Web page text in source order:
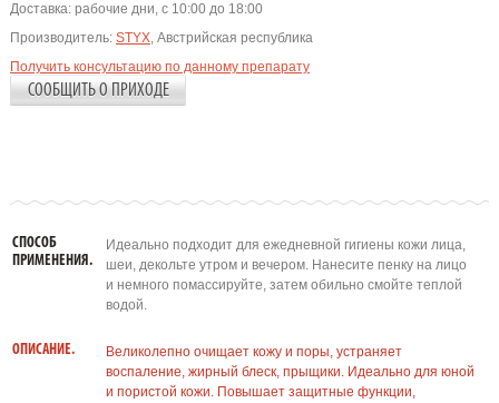
Доставка: рабочие дни, с 10:00 до 18:00
Производитель: STYX, Австрийская республика
Получить консультацию по данному препарату
СООБЩИТЬ О ПРИХОДЕ
СПОСОБ
ПРИМЕНЕНИЯ.
Идеально подходит для ежедневной гигиены кожи лица,
шеи, декольте утром и вечером. Нанесите пенку на лицо
и немного помассируйте, затем обильно смойте теплой
водой.
ОПИСАНИЕ.
Великолепно очищает кожу и поры, устраняет
воспаление, жирный блеск, прыщики. Идеально для юной
и пористой кожи. Повышает защитные функции,